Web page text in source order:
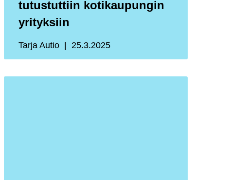
tutustuttiin kotikaupungin
yrityksiin
Tarja Autio 25.3.2025